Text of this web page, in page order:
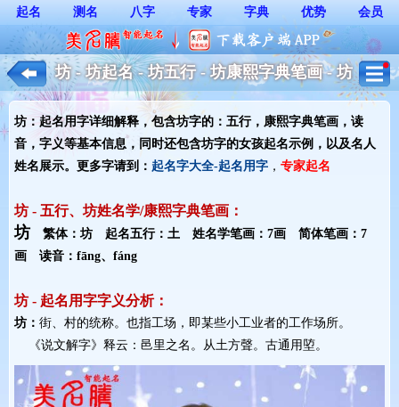
起名 测名 八字 专家 字典 优势 会员
坊 - 坊起名 - 坊五行 - 坊康熙字典笔画 - 坊
起名用字解释 - 女孩起名
坊：起名用字详细解释，包含坊字的：五行，康熙字典笔画，读
音，字义等基本信息，同时还包含坊字的女孩起名示例，以及名人
姓名展示。更多字请到： 起名字大全-起名用字 ， 专家起名
坊 - 五行、坊姓名学/康熙字典笔画：
坊 繁体：坊 起名五行：土 姓名学笔画：7画 简体笔画：7
画 读音：fāng、fáng
坊 - 起名用字字义分析：
坊： 街、村的统称。也指工场，即某些小工业者的工作场所。
《说文解字》释云：邑里之名。从土方聲。古通用埅。